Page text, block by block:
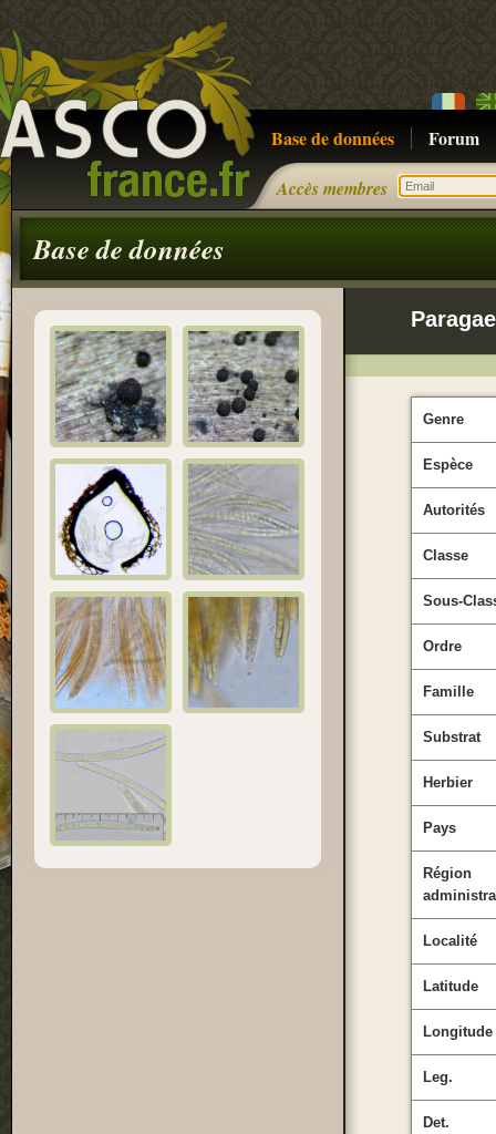
Base de données Forum
Accès membres
Base de données
Genre
Espèce
Autorités
Classe
Sous-
Ordre
Famille
Substrat
Herbier
Pays
Région
Localité
Latitude
Longitude
Leg.
Det.